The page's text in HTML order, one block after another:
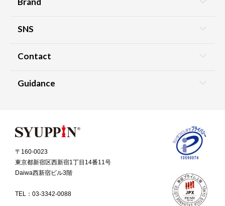
〒160-0023
東京都新宿区西新宿1丁目14番11号
Daiwa西新宿ビル3階
TEL： 03-3342-0088
SNS
Contact
Guidance